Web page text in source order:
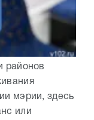
районов
мэрии, здесь
или